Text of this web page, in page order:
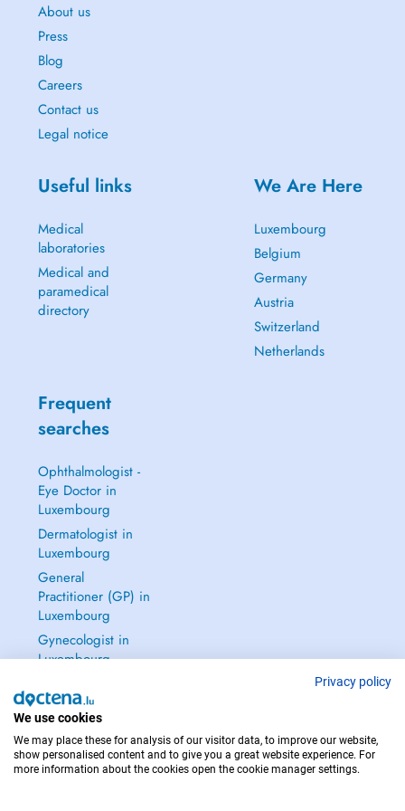
About us
Press
Blog
Careers
Contact us
Legal notice
Useful links
Medical
laboratories
Medical and
paramedical
directory
We Are Here
Luxembourg
Belgium
Germany
Austria
Switzerland
Netherlands
Frequent
searches
Ophthalmologist -
Eye Doctor in
Luxembourg
Dermatologist in
Luxembourg
General
Practitioner (GP) in
Luxembourg
Gynecologist in
Luxembourg
IN CASE OF EMERGENCIES, PLEASE CONTACT : 112
Privacy policy
We use cookies
We may place these for analysis of our visitor data, to improve our website,
show personalised content and to give you a great website experience. For
more information about the cookies open the cookie manager settings.